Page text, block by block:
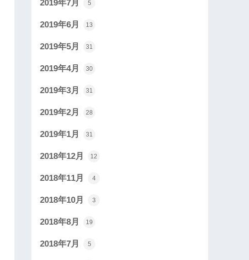
2019年7月 5
2019年6月 13
2019年5月 31
2019年4月 30
2019年3月 31
2019年2月 28
2019年1月 31
2018年12月 12
2018年11月 4
2018年10月 3
2018年8月 19
2018年7月 5